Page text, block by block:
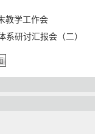
教学工作会
研讨汇报会（二）